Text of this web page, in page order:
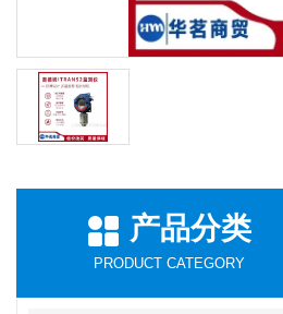
产品分类
PRODUCT CATEGORY